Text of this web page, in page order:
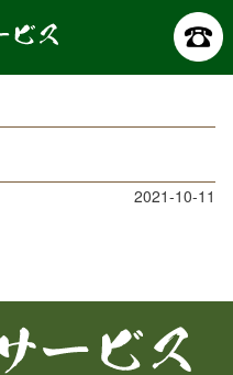
山本造園サービス 記事詳細
2021-10-11